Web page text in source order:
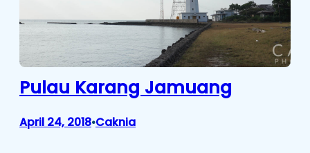
Pulau Karang Jamuang
April 24, 2018•Caknia